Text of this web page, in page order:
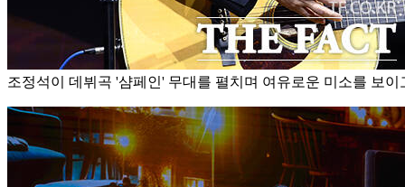
조정석이 데뷔곡 '샴페인' 무대를 펼치며 여유로운 미소를 보이